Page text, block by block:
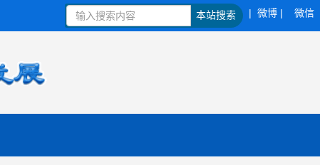
本站搜索 | 微博 | 微信